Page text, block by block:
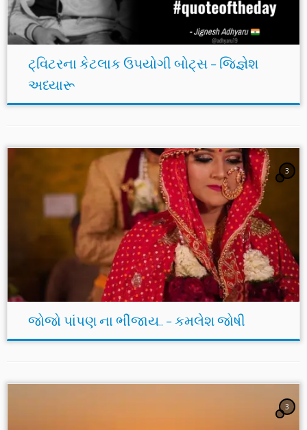
ટ્વિટરના કેટલાક ઉપયોગી બોટ્સ – જિજ્ઞેશ
અધ્યારૂ
3
જોજો પાંપણ ના ભીંજાય.. – કમલેશ જોષી
3